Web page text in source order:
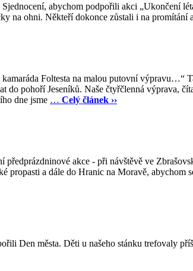
abychom podpořili akci „Ukončení
na ohni. Někteří dokonce zůstali i na
Foltesta na malou putovní výpravu…“
do pohoří Jeseníků. Naše čtyřčlenná výprava,
dne jsme … Celý článek ››
předprázdninové akce - při návštěvě ve
propasti a dále do Hranic na Moravě,
Den města. Děti u našeho stánku trefovaly